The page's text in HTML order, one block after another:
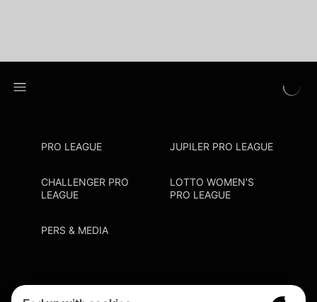
PRO LEAGUE JUPILER PRO LEAGUE
CHALLENGER PRO
LEAGUE
LOTTO WOMEN'S
PRO LEAGUE
PERS & MEDIA